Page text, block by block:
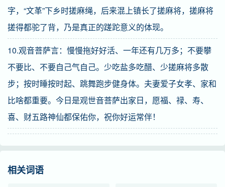
字，“文革”下乡时搓麻绳，后来混上镇长了搓麻将，搓麻将
搓得都驼了背，乃是真正的蹉跎意义的体现。
10.观音菩萨言：慢慢拖好好活、一年还有几万多；不要攀
不要比、不要自己气自己。少吃盐多吃醋、少搓麻将多散
步；按时睡按时起、跳舞跑步健身体。夫妻爱子女孝、家和
比啥都重要。今日是观世音菩萨出家日，愿福、禄、寿、
喜、财五路神仙都保佑你，祝你好运常伴！
相关词语